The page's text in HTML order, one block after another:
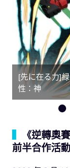
[先に在る力]
性：神
《逆轉奧
前半合作活動